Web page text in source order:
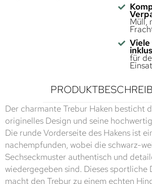
Müll,
für
Der charmante Trebur Haken besticht
originelles Design und seine
Die runde Vorderseite des Hakens ist
nachempfunden, wobei die schwarz-
Sechseckmuster authentisch und
wiedergegeben sind. Dieses sportliche
macht den Trebur zu einem echten